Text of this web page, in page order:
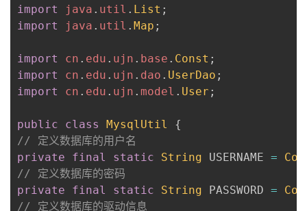
发
者
学
堂
我
的
我
Programs
的
支
持
我
的
技
我
的
import
java . util . List ;
import
java . util . Map ;
import cn . edu . ujn . base . Const ;
import
cn . edu . ujn . dao . UserDao ;
import
cn . edu . ujn . model . User ;
public class MysqlUtil
{
// 定义数据库的用户名
private
final static String USERNAME =
// 定义数据库的密码
private
final static String PASSWORD =
// 定义数据库的驱动信息